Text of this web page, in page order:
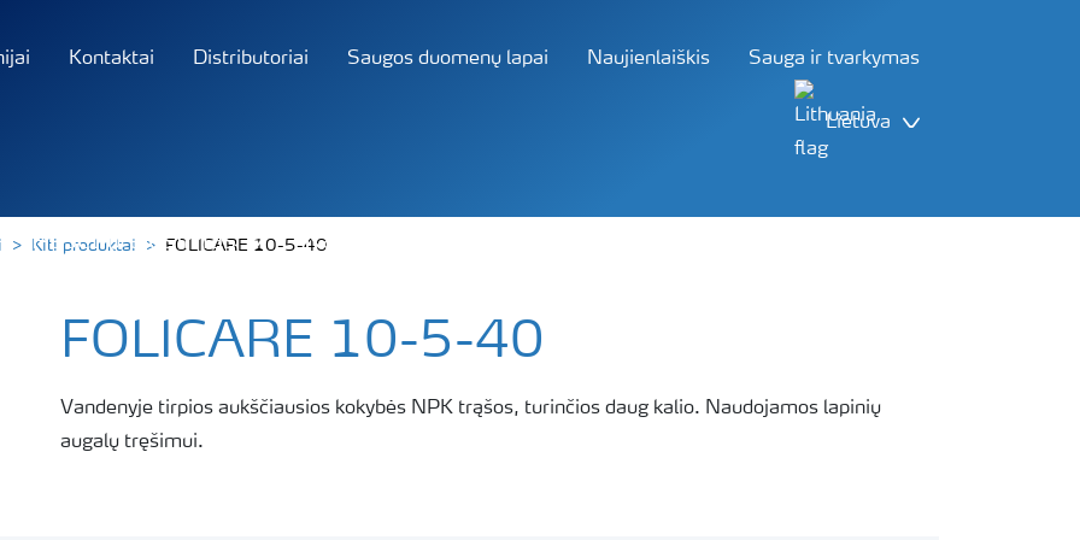
Kontaktai Distributoriai Saugos duomenų lapai Naujienlaiškis Sauga ir tvarkymas
Lietuva
Pasėlių tręšimas Katalogas
Kiti produktai FOLICARE 10-5-40
FOLICARE 10-5-40
Vandenyje tirpios aukščiausios kokybės NPK trąšos, turinčios daug kalio. Naudojamos lapinių
augalų tręšimui.